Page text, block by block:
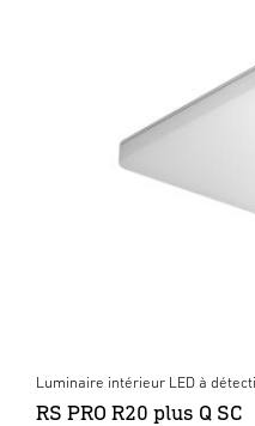
Luminaire intérieur LED à
RS PRO R20 plus Q SC